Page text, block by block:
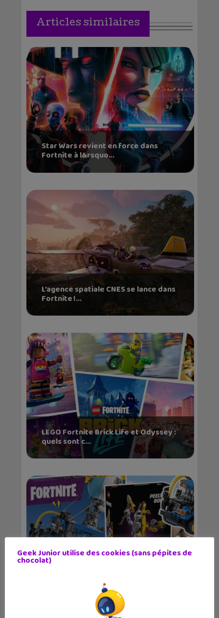
Articles similaires
Star Wars revient en force dans
Fortnite à l&rsquo...
L’agence spatiale CNES se lance dans
Fortnite !...
LEGO Fortnite Brick Life et Odyssey :
quels sont c...
Geek Junior utilise des cookies (sans pépites de
chocolat)